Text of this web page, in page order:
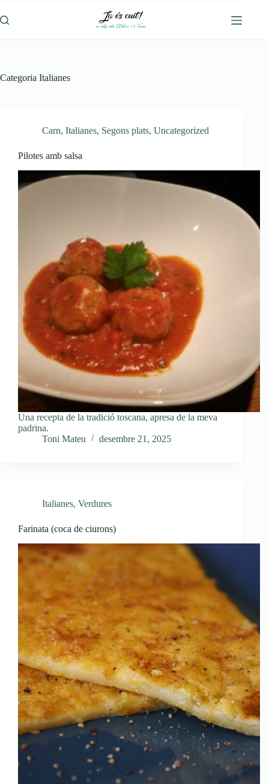
al
contingut
Categoria Italianes
Carn, Italianes, Segons plats, Uncategorized
Pilotes amb salsa
Una recepta de la tradició toscana, apresa de la meva
padrina.
Toni Mateu
desembre 21, 2025
Italianes, Verdures
Farinata (coca de ciurons)